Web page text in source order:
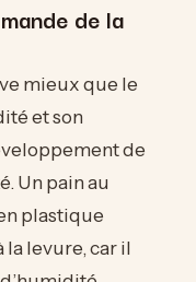
de la
mieux que le
et son
de
Un pain au
plastique
la levure, car il